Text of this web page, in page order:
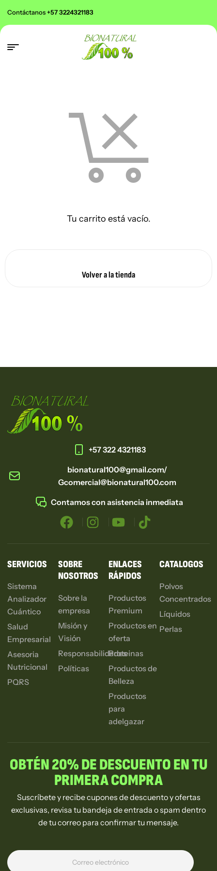
Contáctanos+57 3224321183
Tu carrito está vacío.
Volver a la tienda
+57 322 4321183
bionatural100@gmail.com/
Gcomercial@bionatural100.com
Contamos con asistencia inmediata
SERVICIOS
Sistema
Analizador
Cuántico
Salud
Empresarial
Asesoria
Nutricional
PQRS
SOBRE
NOSOTROS
Sobre la
empresa
Misión y
Visión
Responsabilidades
Políticas
ENLACES
RÁPIDOS
Productos
Premium
Productos en
oferta
Proteinas
Productos de
Belleza
Productos
para
adelgazar
CATALOGOS
Polvos
Concentrados
Líquidos
Perlas
OBTÉN 20% DE DESCUENTO EN TU
PRIMERA COMPRA
Suscríbete y recibe cupones de descuento y ofertas
exclusivas, revisa tu bandeja de entrada o spam dentro
de tu correo para confirmar tu mensaje.